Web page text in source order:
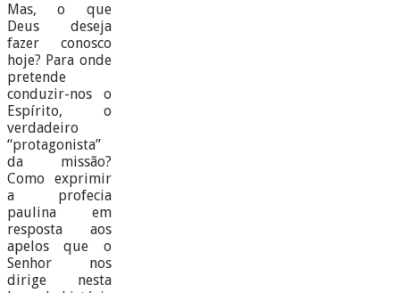
Mas, o que
Deus deseja
fazer conosco
hoje? Para onde
pretende
conduzir-nos o
Espírito, o
verdadeiro
“protagonista”
da missão?
Como exprimir
a profecia
paulina em
resposta aos
apelos que o
Senhor nos
dirige nesta